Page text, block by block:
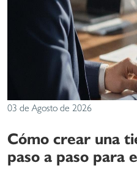
03 de Agosto de 2026
Cómo crear una
paso a paso para